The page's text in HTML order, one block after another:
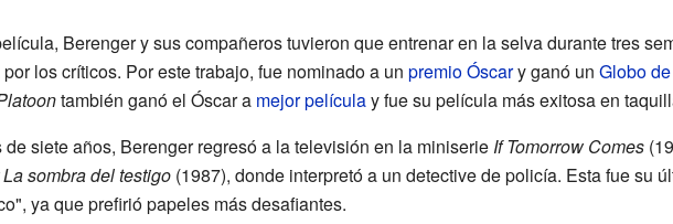
Berenger y sus compañeros tuvieron que entrenar en la selva durante tres
los críticos. Por este trabajo, fue nominado a un premio Óscary ganó un Globo
también ganó el Óscar a mejor películay fue su película más exitosa en
de siete años, Berenger regresó a la televisión en la miniserie If Tomorrow Comes
La sombra del testigo(1987), donde interpretó a un detective de policía. Esta fue su
ya que prefirió papeles más desafiantes.